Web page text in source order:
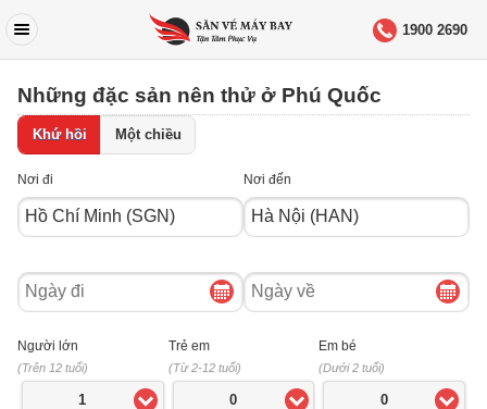
1900 2690
Những đặc sản nên thử ở Phú Quốc
Khứ hồi Một chiều
Nơi đi Nơi đến
Ngày
đi
Ngày
về
Người lớn
(Trên 12 tuổi)
1
Trẻ em
(Từ 2-12 tuổi)
0
Em bé
(Dưới 2 tuổi)
0